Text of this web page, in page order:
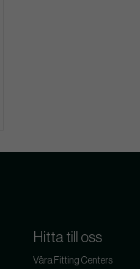
Hitta till oss
Våra Fitting Centers